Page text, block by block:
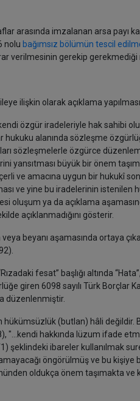
arasında imzalanan arsa payı
nolu bağımsız bölümün tescil
verilmesinin gerekip gerekmediği
ilişkin olarak açıklama
özgür iradeleriyle hak sahibi
alanında sözleşme
sözleşmelerle özgürce
yansıtması büyük bir önem
ve amacına uygun bir hukukî
ve yine bu iradelerinin istenilen
oluşum ya da açıklama
açıklanmadığını gösterir.
beyanı aşamasında ortaya
fesat” başlığı altında
giren 6098 sayılı Türk Borçlar
düzenlenmiştir.
(butlan) hâli değildir.
"...kendi hakkında lüzum ifade
şeklindeki ibareler kullanılmak
öngörülmüş ve bu kişiye
oldukça önem taşımakta ve